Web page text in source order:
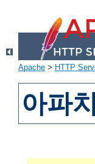
Apache > HTTP
아파